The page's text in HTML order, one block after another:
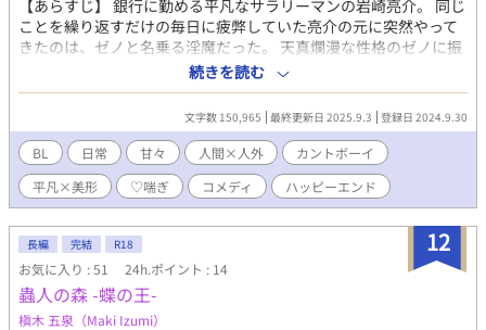
性格だが、高い戦闘能力を誇る。 クレナイ・・・九尾隊の四天
王。アサヒを息子のように思う赤毛の美しき妖狐。 シュラ・・・
アサヒに拾われた。性根は優しいが、口の悪さが似てしまい勘違
いされることが多い。 サイカ・・・アサヒに拾われた。シュラの
妹で、予知夢を見る特殊能力がある。人見知りだがナツメにはす
ぐ懐く。 ※キャラへの質問あれば、お気軽に質問してください！
キャラがお答えします！
【あらすじ】 銀行に勤める平凡なサラリーマンの岩崎亮介。 同じ
ことを繰り返すだけの毎日に疲弊していた亮介の元に突然やって
きたのは、ゼノと名乗る淫魔だった。 天真爛漫な性格のゼノに振
り回され、ありきたりだった亮介の生活は一変する。 さらにはゼ
ノのライバルや兄までやってきて、日常がてんやわんやに！？ や
れやれ系サラリーマン×押しかけ女房系淫魔のドタバタラブコメ
ディ！(スケベもあるよ) 【主な登場人物】 亮介(攻め) 身長：
175cm 28歳。もさもさの黒髪で中肉中背。平凡なサラリーマン。
ゼノ(受け) 身長：200cm カントボーイの淫魔。亮介の恋人。長髪
長身で目立つ美形だが、おバカなのが玉に瑕。 健太(攻め) 身長：
177cm 28歳。亮介の友達。クォーターで地毛が茶髪。おおらかで
包容力抜群。 フィオローザ(受け) 身長：193cm 高飛車で高慢なカ
ントボーイの淫魔。健太の恋人。人間界でモデルをしている。わ
がまま放題のお姫様気質。 加筆修正の際誤って作品を削除してし
まったため、編集したものを再度投稿しています。 ★マークの付
いている回はR18シーンがあります。ご注意、またはお楽しみく
続きを読む
文字数 150,965 最終更新日 2025.9.3 登録日 2024.9.30
BL 日常 甘々 人間×人外
カントボーイ
平凡×美形
♡喘ぎ コメディ ハッピーエンド
12
長編 完結 R18
お気に入り : 51 24h.ポイント : 14
蟲人の森 -蝶の王-
槇木 五泉（Maki Izumi）